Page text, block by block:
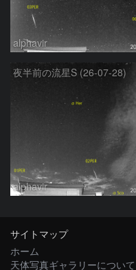
alphavir
夜半前の流星S (26-07-28)
alphavir
サイトマップ
ホーム
天体写真ギャラリーについて